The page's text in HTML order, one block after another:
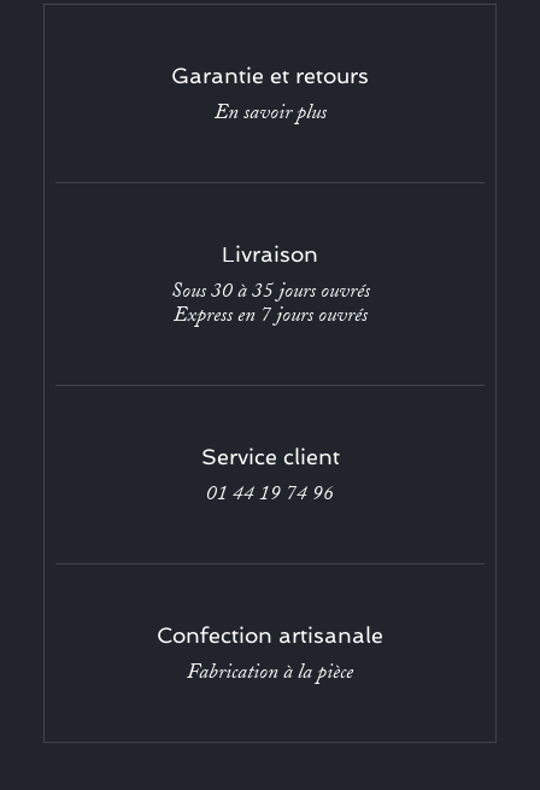
Garantie et retours
En savoir plus
Livraison
Sous 30 à 35 jours ouvrés
Express en 7 jours ouvrés
Service client
01 44 19 74 96
Confection artisanale
Fabrication à la pièce